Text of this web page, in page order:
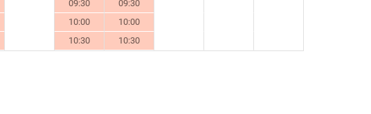
09:30
09:30
10:00
10:00
10:30 10:30